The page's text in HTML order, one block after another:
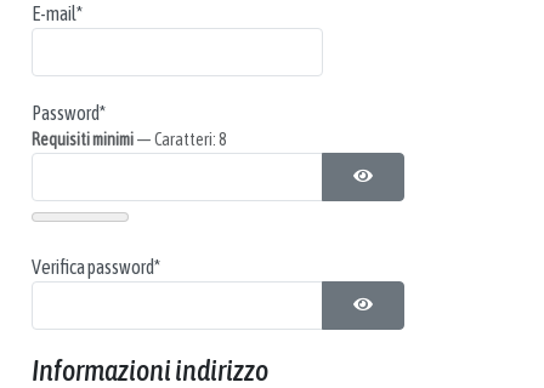
E-mail*
Password*
Requisiti minimi— Caratteri: 8
MOSTRA PASSWORD
Verifica password*
MOSTRA PASSWORD
Informazioni indirizzo